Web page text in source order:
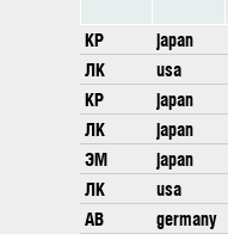
КР japan
ЛК
usa
КР
japan
ЛК
japan
ЭМ
japan
ЛК
usa
АВ
germany